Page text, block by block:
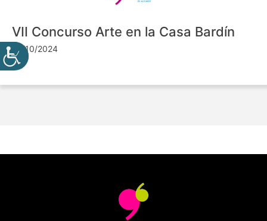
VII Concurso Arte en la Casa Bardín
24/10/2024